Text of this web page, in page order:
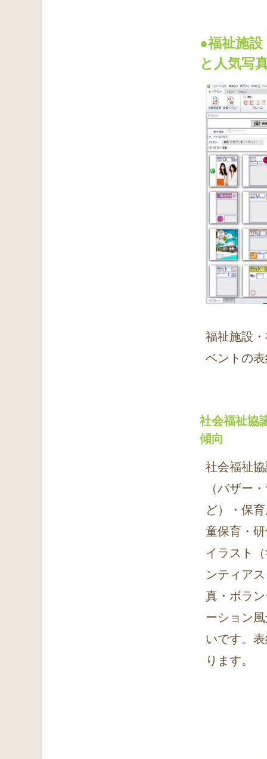
●福祉施
と人気写
福祉施設
ベントの
社会福祉協
傾向
社会福祉
（バザー
ど）・保
童保育・
イラスト
ンティア
真・ボラ
ーション
いです。
ります。